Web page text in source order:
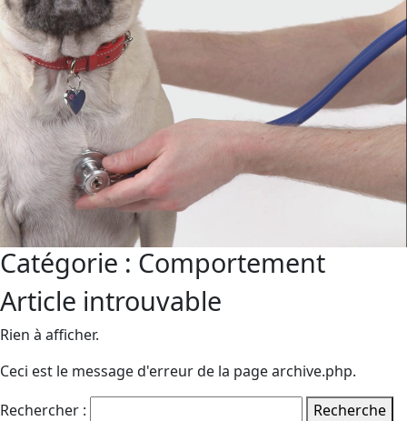
Catégorie : Comportement
Article introuvable
Rien à afficher.
Ceci est le message d'erreur de la page archive.php.
Rechercher :
Recherche